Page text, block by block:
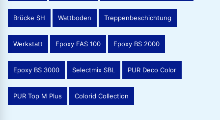
Brücke SH Wattboden Treppenbeschichtung
Werkstatt Epoxy FAS 100 Epoxy BS 2000
Epoxy BS 3000 Selectmix SBL PUR Deco Color
PUR Top M Plus Colorid Collection